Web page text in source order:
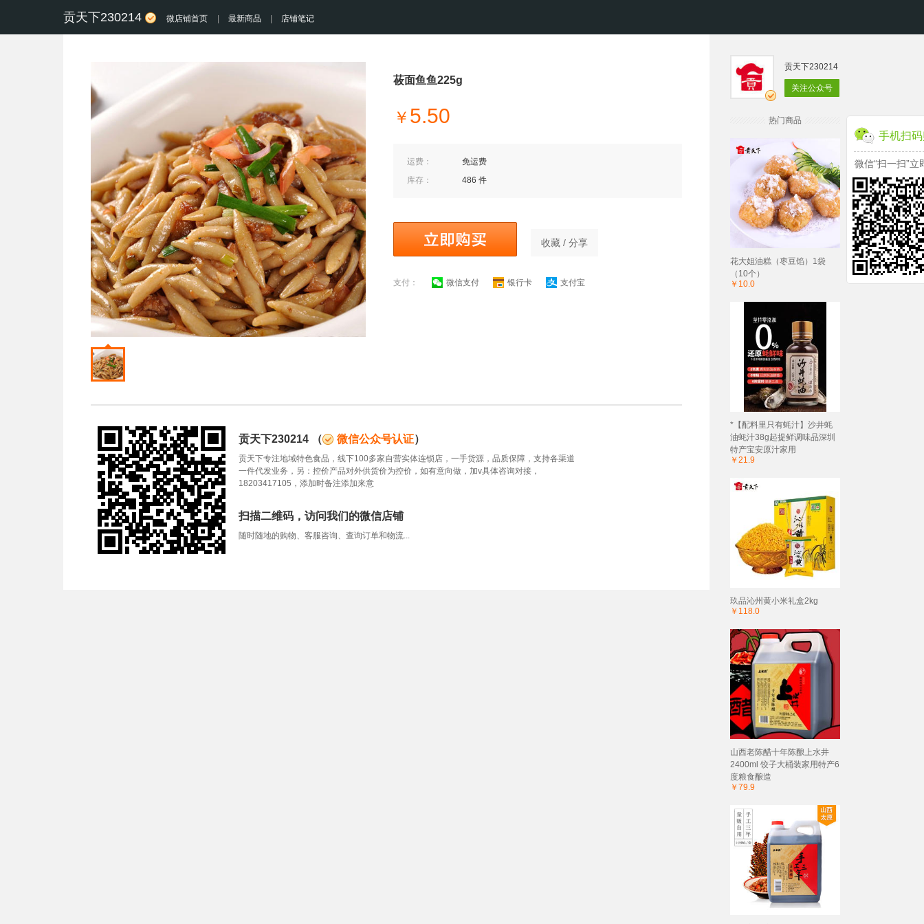
贡天下230214 微店铺首页 最新商品 店铺笔记
莜面鱼鱼225g
￥ 5.50
运费：
免运费
库存：
486 件
收藏 / 分享
支付： 微信支付 银行卡 支付宝
贡天下230214 （ 微信公众号认证）
贡天下专注地域特色食品，线下100多家自营实体连锁店，一手货源，品质保障，支持各渠道
一件代发业务，另：控价产品对外供货价为控价，如有意向做，加v具体咨询对接，
18203417105，添加时备注添加来意
扫描二维码，访问我们的微信店铺
随时随地的购物、客服咨询、查询订单和物流...
贡天下230214
关注公众号
热门商品
花大姐油糕（枣豆馅）1袋
（10个）
￥10.0
*【配料里只有蚝汁】沙井蚝
油蚝汁38g起提鲜调味品深圳
特产宝安原汁家用
￥21.9
玖品沁州黄小米礼盒2kg
￥118.0
山西老陈醋十年陈酿上水井
2400ml 饺子大桶装家用特产6
度粮食酿造
￥79.9
手机扫
微信“扫一扫”立